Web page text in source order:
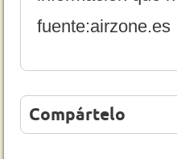
fuente:airzone.es
Compártelo